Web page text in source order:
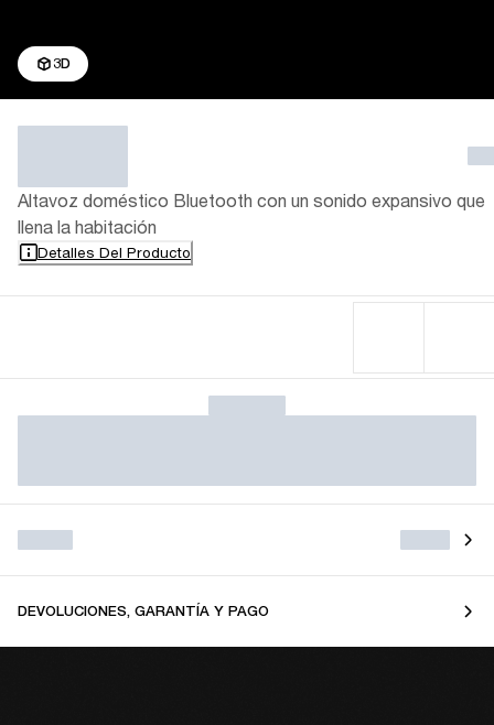
3D
Altavoz doméstico Bluetooth con un sonido expansivo que
llena la habitación
Detalles Del Producto
DEVOLUCIONES, GARANTÍA Y PAGO